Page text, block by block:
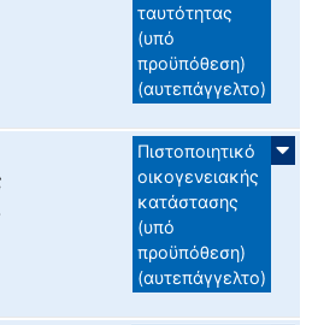
ταυτότητας
(υπό
προϋπόθεση)
(αυτεπάγγελτο)
Πιστοποιητικό
οικογενειακής
κατάστασης
(υπό
προϋπόθεση)
(αυτεπάγγελτο)